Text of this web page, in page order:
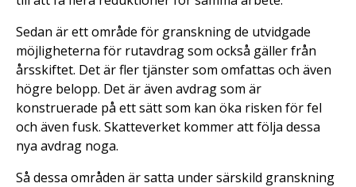
Sedan är ett område för granskning de utvidgade
möjligheterna för rutavdrag som också gäller från
årsskiftet. Det är fler tjänster som omfattas och även
högre belopp. Det är även avdrag som är
konstruerade på ett sätt som kan öka risken för fel
och även fusk. Skatteverket kommer att följa dessa
nya avdrag noga.
Så dessa områden är satta under särskild granskning